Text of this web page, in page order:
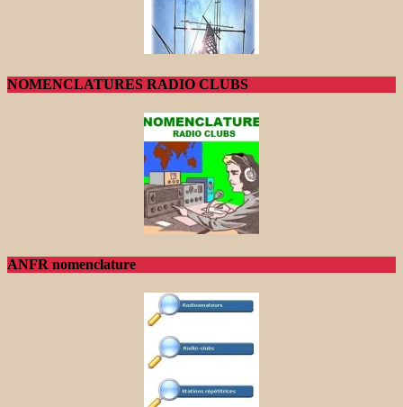
NOMENCLATURES RADIO CLUBS
ANFR nomenclature